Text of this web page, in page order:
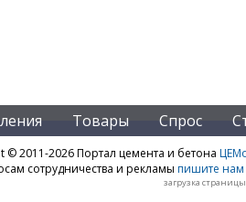
Товары Спрос
© 2011-2026 Портал цемента и бетона
сотрудничества и рекламы пишите нам
загрузка